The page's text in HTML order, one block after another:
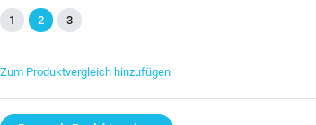
1 2 3
Zum Produktvergleich hinzufügen